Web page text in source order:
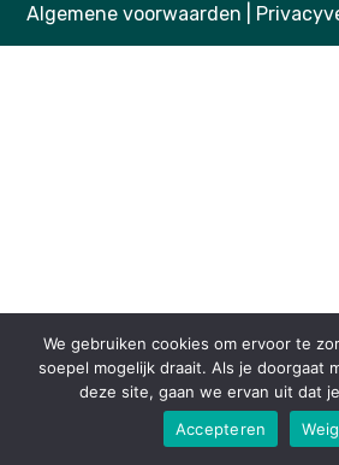
Algemene voorwaarden
We gebruiken cookies om ervoor te
soepel mogelijk draait. Als je doorgaat
deze site, gaan we ervan uit dat
Accepteren